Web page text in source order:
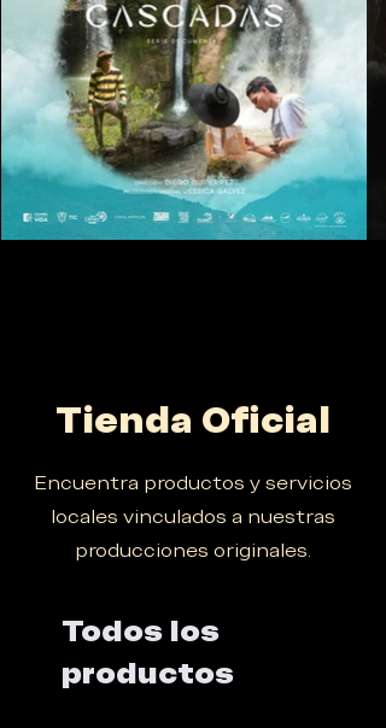
Tienda Oficial
Encuentra productos y servicios
locales vinculados a nuestras
producciones originales.
Todos los
productos